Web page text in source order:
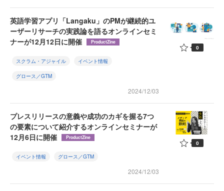
英語学習アプリ「Langaku」のPMが継続的ユ
ーザーリサーチの実践論を語るオンラインセミ
ナーが12月12日に開催
ProductZine
スクラム・アジャイル イベント情報
グロース／GTM
2024/12/03
0
プレスリリースの意義や成功のカギを握る7つ
の要素について紹介するオンラインセミナーが
12月6日に開催
ProductZine
イベント情報 グロース／GTM
2024/12/03
0